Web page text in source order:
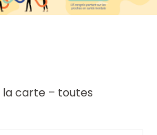
la carte – toutes